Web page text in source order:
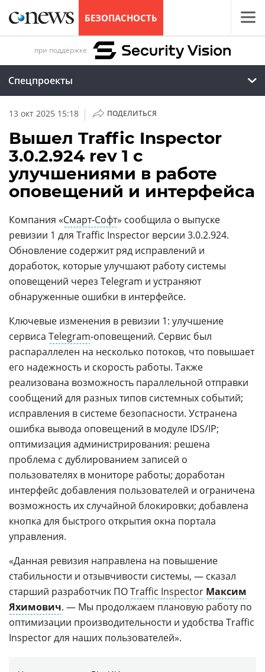
БЕЗОПАСНОСТЬ
при поддержке
Спецпроекты
13 окт 2025 15:18 | ПОДЕЛИТЬСЯ
Вышел Traffic Inspector
3.0.2.924 rev 1 с
улучшениями в работе
оповещений и интерфейса
Компания «Смарт-Софт» сообщила о выпуске
ревизии 1 для Traffic Inspector версии 3.0.2.924.
Обновление содержит ряд исправлений и
доработок, которые улучшают работу системы
оповещений через Telegram и устраняют
обнаруженные ошибки в интерфейсе.
Ключевые изменения в ревизии 1: улучшение
сервиса Telegram-оповещений. Сервис был
распараллелен на несколько потоков, что повышает
его надежность и скорость работы. Также
реализована возможность параллельной отправки
сообщений для разных типов системных событий;
исправления в системе безопасности. Устранена
ошибка вывода оповещений в модуле IDS/IP;
оптимизация администрирования: решена
проблема с дублированием записей о
пользователях в мониторе работы; доработан
интерфейс добавления пользователей и ограничена
возможность их случайной блокировки; добавлена
кнопка для быстрого открытия окна портала
управления.
«Данная ревизия направлена на повышение
стабильности и отзывчивости системы, — сказал
старший разработчик ПОTraffic Inspector Максим
Яхимович. — Мы продолжаем плановую работу по
оптимизации производительности и удобства Traffic
Inspector для наших пользователей».